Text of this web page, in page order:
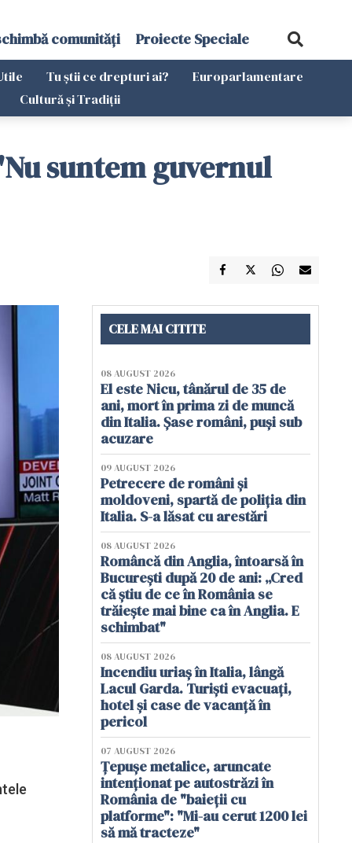
comunități Proiecte Speciale
Tu știi ce drepturi ai?
Europarlamentare
Cultură și Tradiții
suntem guvernul
CELE MAI CITITE
08 AUGUST 2026
El este Nicu, tânărul de 35 de
ani, mort în prima zi de muncă
din Italia. Șase români, puși sub
acuzare
09 AUGUST 2026
Petrecere de români și
moldoveni, spartă de poliția din
Italia. S-a lăsat cu arestări
08 AUGUST 2026
Româncă din Anglia, întoarsă în
București după 20 de ani: „Cred
că știu de ce în România se
trăiește mai bine ca în Anglia. E
schimbat"
08 AUGUST 2026
Incendiu uriaș în Italia, lângă
Lacul Garda. Turiști evacuați,
hotel și case de vacanță în
pericol
07 AUGUST 2026
Țepușe metalice, aruncate
intenționat pe autostrăzi în
România de "baieții cu
platforme": "Mi-au cerut 1200 lei
să mă tracteze"